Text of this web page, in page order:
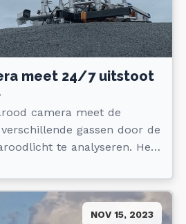
massaclaim
meet 24/7 uitstoot
camera meet de
gassen door de
te analyseren. Het
in de lucht of
Hiermee kunnen
en 'normale'
NOV 15, 2023